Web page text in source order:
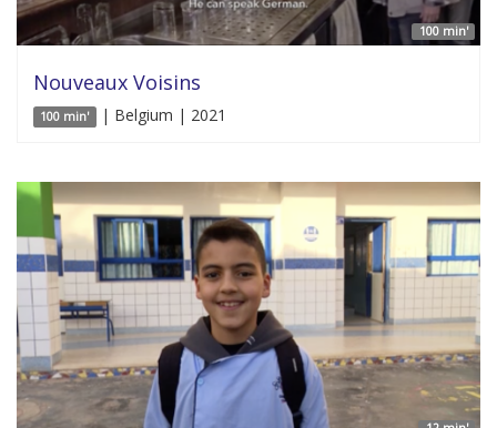
100 min'
Nouveaux Voisins
100 min' | Belgium | 2021